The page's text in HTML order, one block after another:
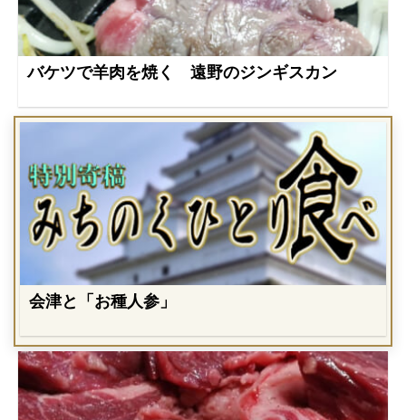
バケツで羊肉を焼く 遠野のジンギスカン
会津と「お種人参」